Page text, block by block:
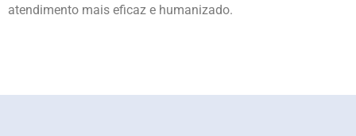
atendimento mais eficaz e humanizado.